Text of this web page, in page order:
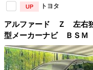
UP トヨタ
アルファード Ｚ 左右
型メーカーナビ ＢＳ
両側電動 パワーバッ
リアゲート シートエア